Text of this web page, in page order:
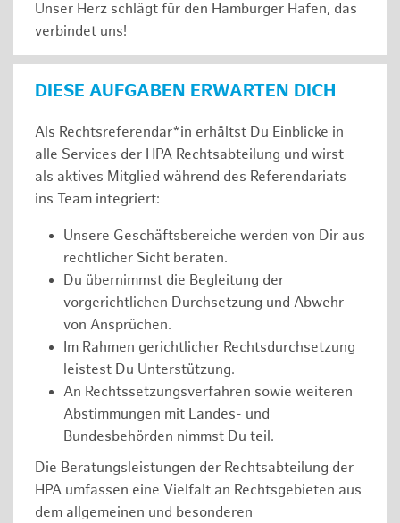
Unser Herz schlägt für den Hamburger Hafen, das
verbindet uns!
DIESE AUFGABEN ERWARTEN DICH
Als Rechtsreferendar*in erhältst Du Einblicke in
alle Services der HPA Rechtsabteilung und wirst
als aktives Mitglied während des Referendariats
ins Team integriert:
Unsere Geschäftsbereiche werden von Dir aus
rechtlicher Sicht beraten.
Du übernimmst die Begleitung der
vorgerichtlichen Durchsetzung und Abwehr
von Ansprüchen.
Im Rahmen gerichtlicher Rechtsdurchsetzung
leistest Du Unterstützung.
An Rechtssetzungsverfahren sowie weiteren
Abstimmungen mit Landes- und
Bundesbehörden nimmst Du teil.
Die Beratungsleistungen der Rechtsabteilung der
HPA umfassen eine Vielfalt an Rechtsgebieten aus
dem allgemeinen und besonderen